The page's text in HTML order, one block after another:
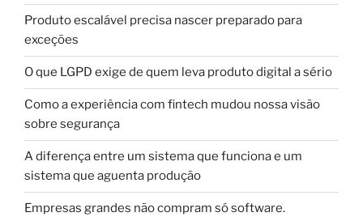
Produto escalável precisa nascer preparado para
exceções
O que LGPD exige de quem leva produto digital a sério
Como a experiência com fintech mudou nossa visão
sobre segurança
A diferença entre um sistema que funciona e um
sistema que aguenta produção
Empresas grandes não compram só software.